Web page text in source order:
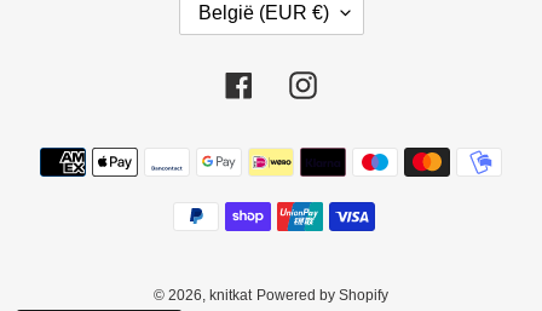
G
O
België (EUR €)
FacebookInstagram
Betaalmethoden
© 2026, knitkat Powered by Shopify